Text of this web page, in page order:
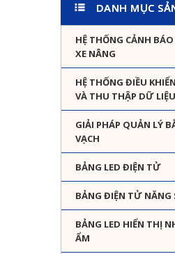
DANH MỤC
HỆ THỐNG CẢNH
XE NÂNG
HỆ THỐNG ĐIỀU
VÀ THU THẬP DỮ LIỆU
GIẢI PHÁP QUẢN LÝ
VẠCH
BẢNG LED ĐIỆN TỬ
BẢNG ĐIỆN TỬ NĂNG
BẢNG LED HIỂN THỊ
ẨM